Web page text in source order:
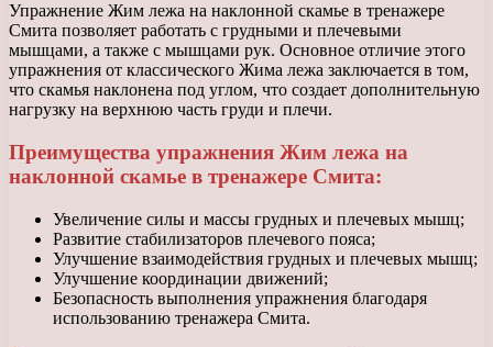
Упражнение Жим лежа на наклонной скамье в тренажере
Смита позволяет работать с грудными и плечевыми
мышцами, а также с мышцами рук. Основное отличие этого
упражнения от классического Жима лежа заключается в том,
что скамья наклонена под углом, что создает дополнительную
нагрузку на верхнюю часть груди и плечи.
Преимущества упражнения Жим лежа на
наклонной скамье в тренажере Смита:
Увеличение силы и массы грудных и плечевых мышц;
Развитие стабилизаторов плечевого пояса;
Улучшение взаимодействия грудных и плечевых мышц;
Улучшение координации движений;
Безопасность выполнения упражнения благодаря
использованию тренажера Смита.